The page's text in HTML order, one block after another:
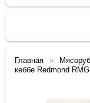
Главная
кеббе Redmond